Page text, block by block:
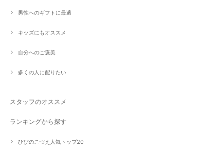
男性へのギフトに最適
キッズにもオススメ
自分へのご褒美
多くの人に配りたい
スタッフのオススメ
ランキングから探す
ひびのこづえ人気トップ20